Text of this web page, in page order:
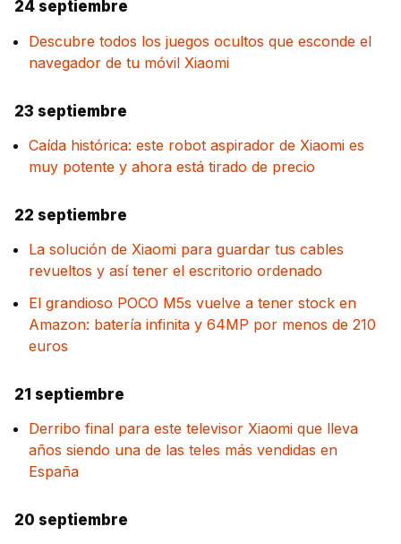
24 septiembre
Descubre todos los juegos ocultos que esconde el
navegador de tu móvil Xiaomi
23 septiembre
Caída histórica: este robot aspirador de Xiaomi es
muy potente y ahora está tirado de precio
22 septiembre
La solución de Xiaomi para guardar tus cables
revueltos y así tener el escritorio ordenado
El grandioso POCO M5s vuelve a tener stock en
Amazon: batería infinita y 64MP por menos de 210
euros
21 septiembre
Derribo final para este televisor Xiaomi que lleva
años siendo una de las teles más vendidas en
España
20 septiembre